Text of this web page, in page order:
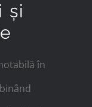
și
în